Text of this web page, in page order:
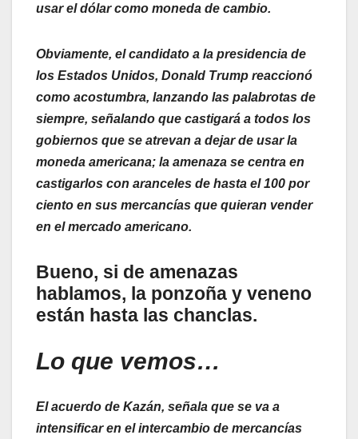
usar el dólar como moneda de cambio.
Obviamente, el candidato a la presidencia de
los Estados Unidos, Donald Trump reaccionó
como acostumbra, lanzando las palabrotas de
siempre, señalando que castigará a todos los
gobiernos que se atrevan a dejar de usar la
moneda americana; la amenaza se centra en
castigarlos con aranceles de hasta el 100 por
ciento en sus mercancías que quieran vender
en el mercado americano.
Bueno, si de amenazas
hablamos, la ponzoña y veneno
están hasta las chanclas.
Lo que vemos…
El acuerdo de Kazán, señala que se va a
intensificar en el intercambio de mercancías